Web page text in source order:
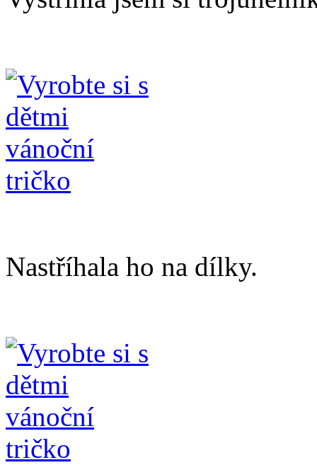
Nastříhala ho na dílky.